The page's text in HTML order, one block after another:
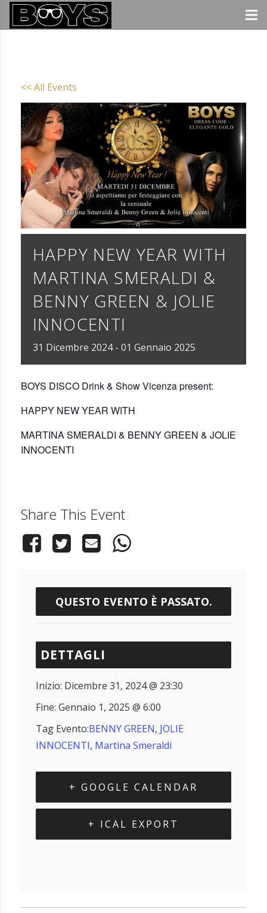
<< All Events
HAPPY NEW YEAR WITH
MARTINA SMERALDI &
BENNY GREEN & JOLIE
INNOCENTI
31 Dicembre 2024 - 01 Gennaio 2025
BOYS DISCO Drink & Show Vicenza present:
HAPPY NEW YEAR WITH
MARTINA SMERALDI & BENNY GREEN & JOLIE
INNOCENTI
Share This Event
QUESTO EVENTO È PASSATO.
DETTAGLI
Inizio: Dicembre 31, 2024 @ 23:30
Fine: Gennaio 1, 2025 @ 6:00
Tag Evento:BENNY GREEN, JOLIE
INNOCENTI, Martina Smeraldi
+ GOOGLE CALENDAR
+ ICAL EXPORT